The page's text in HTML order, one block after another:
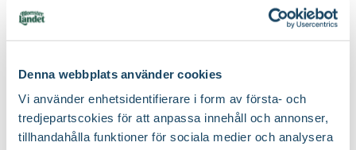
Denna webbplats använder cookies
Vi använder enhetsidentifierare i form av första- och
tredjepartscokies för att anpassa innehåll och annonser,
tillhandahålla funktioner för sociala medier och analysera
Träduppbindare väv
Nelson Garden
49 90
Välj butik
Bevattningssäck
Blomsterlandet
249:-
Välj butik